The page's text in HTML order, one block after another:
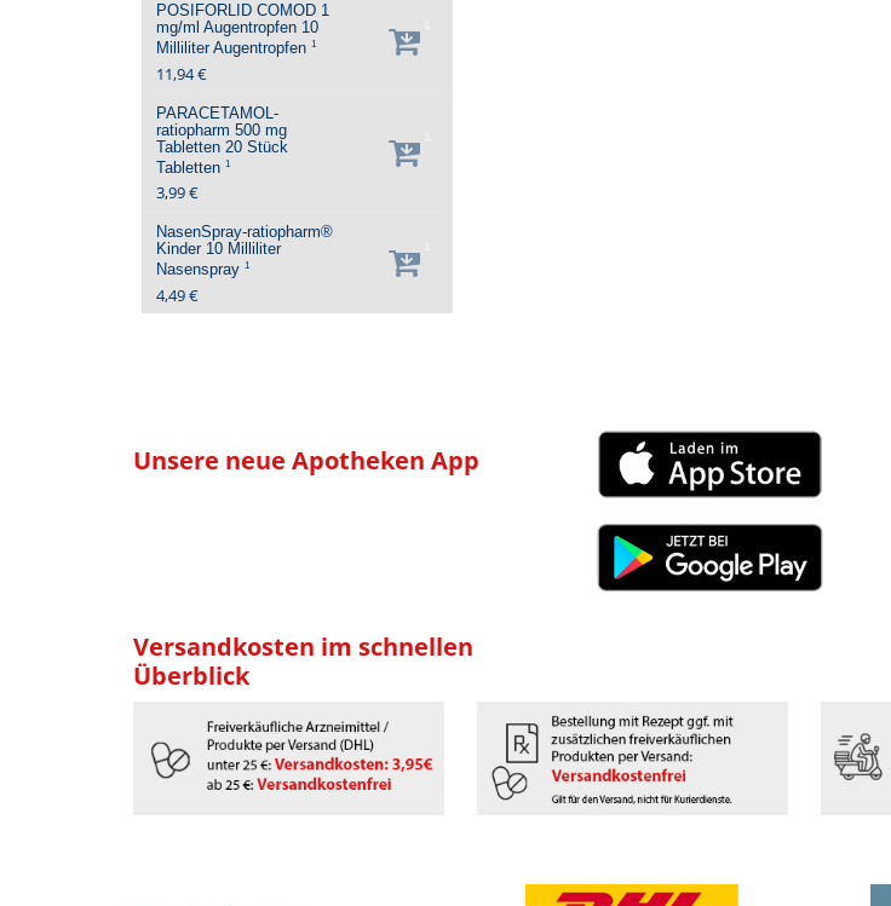
POSIFORLID COMOD 1
mg/ml Augentropfen 10
MilliliterAugentropfen 1
11,94 €
PARACETAMOL-
ratiopharm 500 mg
Tabletten 20 Stück
Tabletten 1
3,99 €
NasenSpray-ratiopharm®
Kinder 10 Milliliter
Nasenspray 1
4,49 €
Unsere neue Apotheken App
Versandkosten im schnellen
Überblick